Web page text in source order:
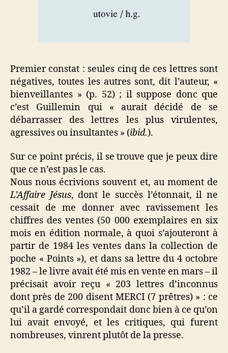
Premier constat : seules cinq de ces lettres sont
négatives, toutes les autres sont, dit l’auteur, «
bienveillantes » (p. 52) ; il suppose donc que
c’est Guillemin qui « aurait décidé de se
débarrasser des lettres les plus virulentes,
agressives ou insultantes » (ibid.).
Sur ce point précis, il se trouve que je peux dire
que ce n’est pas le cas.
Nous nous écrivions souvent et, au moment de
L’Affaire Jésus, dont le succès l’étonnait, il ne
cessait de me donner avec ravissement les
chiffres des ventes (50 000 exemplaires en six
mois en édition normale, à quoi s’ajouteront à
partir de 1984 les ventes dans la collection de
poche « Points »), et dans sa lettre du 4 octobre
1982 – le livre avait été mis en vente en mars – il
précisait avoir reçu « 203 lettres d’inconnus
dont près de 200 disent MERCI (7 prêtres) » : ce
qu’il a gardé correspondait donc bien à ce qu’on
lui avait envoyé, et les critiques, qui furent
nombreuses, vinrent plutôt de la presse.